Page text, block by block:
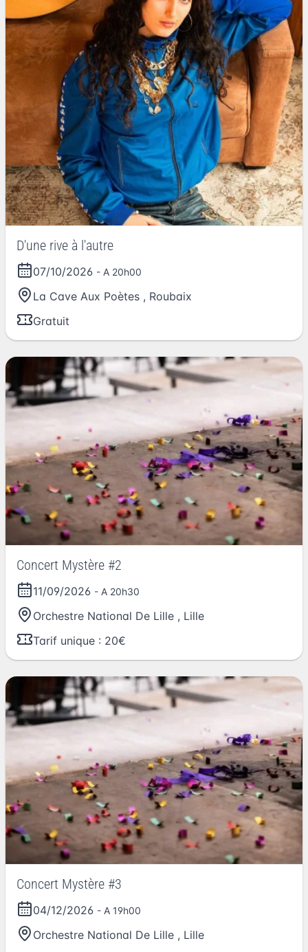
D'une rive à l'autre
07/10/2026 - A 20h00
La Cave Aux Poètes , Roubaix
Gratuit
Concert Mystère #2
11/09/2026 - A 20h30
Orchestre National De Lille , Lille
Tarif unique : 20€
Concert Mystère #3
04/12/2026 - A 19h00
Orchestre National De Lille , Lille